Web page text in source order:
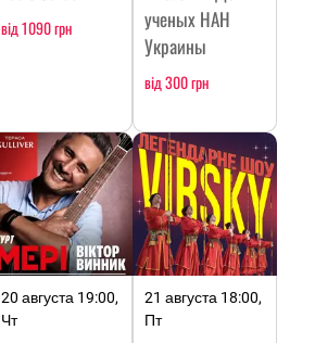
від 1090 грн
ученых НАН
Украины
від 300 грн
20 августа 19:00,
Чт
21 августа 18:00,
Пт